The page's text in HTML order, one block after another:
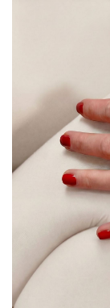
ANTWERP
3D
MEINKONTO